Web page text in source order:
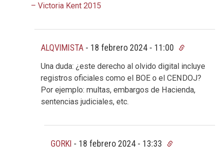
– Victoria Kent 2015
ALQVIMISTA - 18 febrero 2024 - 11:00
Una duda: ¿este derecho al olvido digital incluye
registros oficiales como el BOE o el CENDOJ?
Por ejemplo: multas, embargos de Hacienda,
sentencias judiciales, etc.
GORKI - 18 febrero 2024 - 13:33